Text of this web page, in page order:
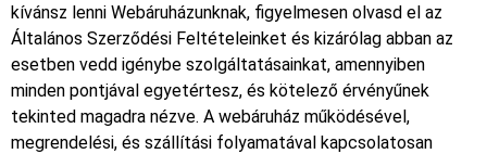
kívánsz lenni Webáruházunknak, figyelmesen olvasd el az
Általános Szerződési Feltételeinket és kizárólag abban az
esetben vedd igénybe szolgáltatásainkat, amennyiben
minden pontjával egyetértesz, és kötelező érvényűnek
tekinted magadra nézve. A webáruház működésével,
megrendelési, és szállítási folyamatával kapcsolatosan